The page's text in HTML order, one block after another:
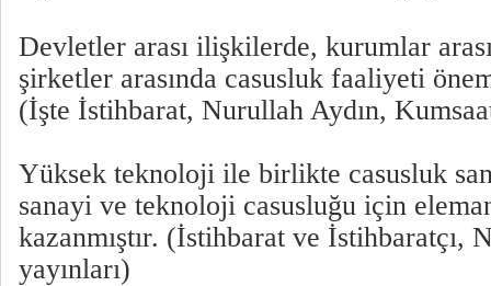
Devletler arası ilişkilerde, kurumlar
şirketler arasında casusluk faaliyeti
(İşte İstihbarat, Nurullah Aydın,
Yüksek teknoloji ile birlikte casusluk
sanayi ve teknoloji casusluğu için
kazanmıştır. (İstihbarat ve İstihbaratçı,
yayınları)